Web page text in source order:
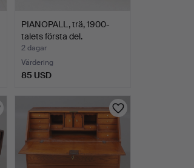
PIANOPALL, trä, 1900-
talets första del.
2 dagar
Värdering
85 USD